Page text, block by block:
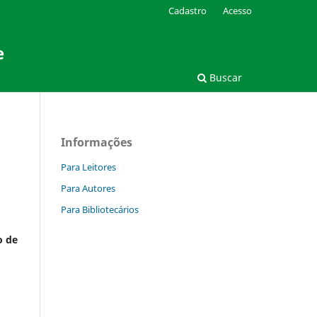
Buscar
Cadastro Acesso
de
Informações
Para Leitores
Para Autores
Para Bibliotecários